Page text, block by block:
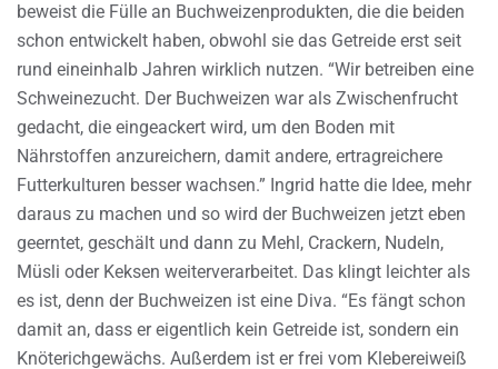
beweist die Fülle an Buchweizenprodukten, die die beiden
schon entwickelt haben, obwohl sie das Getreide erst seit
rund eineinhalb Jahren wirklich nutzen. “Wir betreiben eine
Schweinezucht. Der Buchweizen war als Zwischenfrucht
gedacht, die eingeackert wird, um den Boden mit
Nährstoffen anzureichern, damit andere, ertragreichere
Futterkulturen besser wachsen.” Ingrid hatte die Idee, mehr
daraus zu machen und so wird der Buchweizen jetzt eben
geerntet, geschält und dann zu Mehl, Crackern, Nudeln,
Müsli oder Keksen weiterverarbeitet. Das klingt leichter als
es ist, denn der Buchweizen ist eine Diva. “Es fängt schon
damit an, dass er eigentlich kein Getreide ist, sondern ein
Knöterichgewächs. Außerdem ist er frei vom Klebereiweiß